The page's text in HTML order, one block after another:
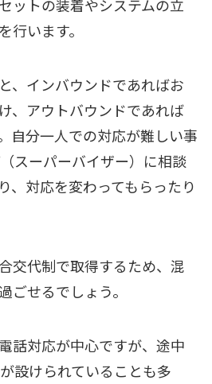
ットの装着やシステムの立
行います。
、インバウンドであればお
、アウトバウンドであれば
自分一人での対応が難しい事
スーパーバイザー）に相談
、対応を変わってもらったり
交代制で取得するため、混
ごせるでしょう。
話対応が中心ですが、途中
設けられていることも多